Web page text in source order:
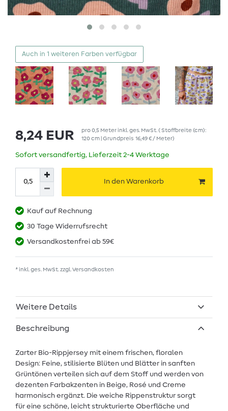
Auch in 1 weiteren Farben verfügbar
8,24 EUR pro0,5 Meterinkl. ges. MwSt. ( Stoffbreite (cm):
120 cm | Grundpreis 16,49 € / Meter)
Sofort versandfertig, Lieferzeit 2-4 Werktage
In den Warenkorb
Kauf auf Rechnung
30 Tage Widerrufsrecht
Versandkostenfrei ab 59€
* inkl. ges. MwSt. zzgl. Versandkosten
Weitere Details
Beschreibung
Zarter Bio-Rippjersey mit einem frischen, floralen
Design: Feine, stilisierte Blüten und Blätter in sanften
Grüntönen verteilen sich auf dem Stoff und werden von
dezenten Farbakzenten in Beige, Rosé und Creme
harmonisch ergänzt. Die weiche Rippenstruktur sorgt
für eine schöne, leicht strukturierte Oberfläche und